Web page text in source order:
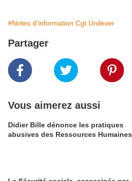
#Notes d'information Cgt Unilever
Partager
Vous aimerez aussi
Didier Bille dénonce les pratiques
abusives des Ressources Humaines